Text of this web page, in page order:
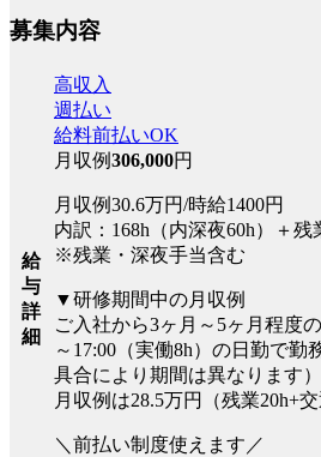
募集内容
給
与
詳
細
高収入
週払い
給料前払いOK
月収例306,000円
月収例30.6万円/時給1400円
内訳：168h（内深夜60h）＋残
※残業・深夜手当含む
▼研修期間中の月収例
ご入社から3ヶ月～5ヶ月程度
～17:00（実働8h）の日勤で勤
具合により期間は異なります）
月収例は28.5万円（残業20h+
＼前払い制度使えます／